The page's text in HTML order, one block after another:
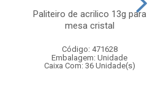
Paliteiro de acrilico 13g para
mesa cristal
Código: 471628
Embalagem: Unidade
Caixa Com: 36 Unidade(s)